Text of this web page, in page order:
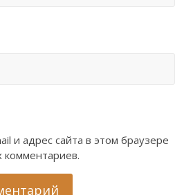
и адрес сайта в этом браузере